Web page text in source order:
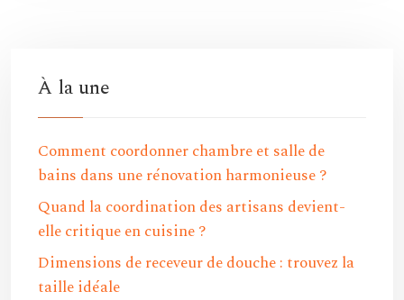
À la une
Comment coordonner chambre et salle de
bains dans une rénovation harmonieuse ?
Quand la coordination des artisans devient-
elle critique en cuisine ?
Dimensions de receveur de douche : trouvez la
taille idéale